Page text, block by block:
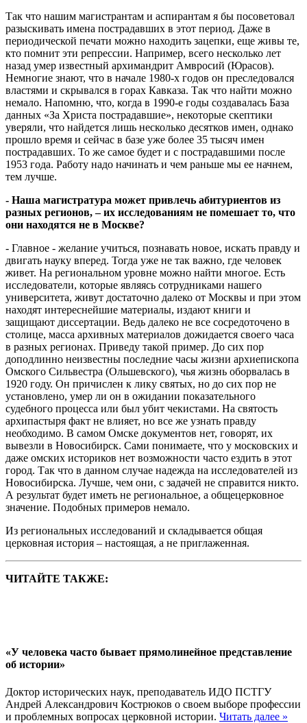
Так что нашим магистрантам и аспирантам я бы посоветовал
разыскивать имена пострадавших в этот период. Даже в
периодической печати можно находить зацепки, еще живы те,
кто помнит эти репрессии. Например, всего несколько лет
назад умер известный архимандрит Амвросий (Юрасов).
Немногие знают, что в начале 1980-х годов он преследовался
властями и скрывался в горах Кавказа. Так что найти можно
немало. Напомню, что, когда в 1990-е годы создавалась База
данных «За Христа пострадавшие», некоторые скептики
уверяли, что найдется лишь несколько десятков имен, однако
прошло время и сейчас в базе уже более 35 тысяч имен
пострадавших. То же самое будет и с пострадавшими после
1953 года. Работу надо начинать и чем раньше мы ее начнем,
тем лучше.
- Наша магистратура может привлечь абитуриентов из
разных регионов, – их исследованиям не помешает то, что
они находятся не в Москве?
- Главное - желание учиться, познавать новое, искать правду и
двигать науку вперед. Тогда уже не так важно, где человек
живет. На региональном уровне можно найти многое. Есть
исследователи, которые являясь сотрудниками нашего
университета, живут достаточно далеко от Москвы и при этом
находят интереснейшие материалы, издают книги и
защищают диссертации. Ведь далеко не все сосредоточено в
столице, масса архивных материалов дожидается своего часа
в разных регионах. Приведу такой пример. До сих пор
доподлинно неизвестны последние часы жизни архиепископа
Омского Сильвестра (Ольшевского), чья жизнь оборвалась в
1920 году. Он причислен к лику святых, но до сих пор не
установлено, умер ли он в ожидании показательного
судебного процесса или был убит чекистами. На святость
архипастыря факт не влияет, но все же узнать правду
необходимо. В самом Омске документов нет, говорят, их
вывезли в Новосибирск. Сами понимаете, что у московских и
даже омских историков нет возможности часто ездить в этот
город. Так что в данном случае надежда на исследователей из
Новосибирска. Лучше, чем они, с задачей не справится никто.
А результат будет иметь не региональное, а общецерковное
значение. Подобных примеров немало.
Из региональных исследований и складывается общая
церковная история – настоящая, а не приглаженная.
ЧИТАЙТЕ ТАКЖЕ:
«У человека часто бывает прямолинейное представление
об истории»
Доктор исторических наук, преподаватель ИДО ПСТГУ
Андрей Александрович Кострюков о своем выборе профессии
и проблемных вопросах церковной истории. Читать далее »